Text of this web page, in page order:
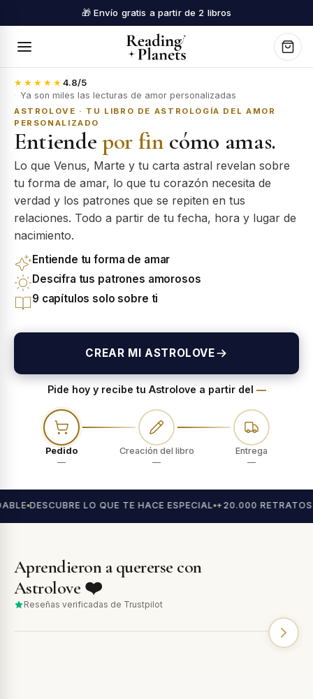
🎁 Envío gratis a partir de 2 libros
★★★★★ 4.8/5
· Ya son miles las lecturas de amor personalizadas
ASTROLOVE · TU LIBRO DE ASTROLOGÍA DEL AMOR
PERSONALIZADO
Entiendepor fin cómo amas.
Lo que Venus, Marte y tu carta astral revelan sobre
tu forma de amar, lo que tu corazón necesita de
verdad y los patrones que se repiten en tus
relaciones. Todo a partir de tu fecha, hora y lugar de
nacimiento.
Entiende tu forma de amar
Descifra tus patrones amorosos
9 capítulos solo sobre ti
CREAR MI ASTROLOVE
Pide hoy y recibe tu Astrolove a partir del —
Pedido
—
Creación del libro
—
Entrega
—
DESCUBRE LO QUE TE HACE ESPECIAL +20.000 RETRATOS
Aprendieron a quererse con
Astrolove ❤️
Reseñas verificadas de Trustpilot